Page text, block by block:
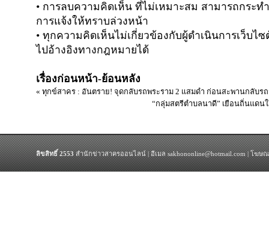
• การลบความคิดเห็น ที่ไม่เหมาะสม สามารถกระ
การแจ้งให้ทราบล่วงหน้า
• ทุกความคิดเห็นไม่เกี่ยวข้องกับผู้ดำเนินการเว็บไ
ไปอ้างอิงทางกฎหมายได้
เรื่องก่อนหน้า-ย้อนหลัง
« ทุกข์สาคร : อันตราย! จุดกลับรถพระราม 2 แสมดำ ก่อนสะพานกลับรถ
“กลุ่มสตรีตำบลนาดี” เยือนถิ่นแดน
ลิขสิทธิ์ 2553สำนักข่าวสาครออนไลน์ | อีเมล sakhononline@hotmail.com | โฆษ